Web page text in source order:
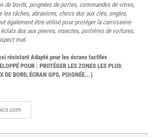
de bords, poignées de portes, commandes de vitres,
les tâches, abrasions, chocs dus aux clés, ongles,
également être utilisé pour protéger la carrosserie
dus aux pierres, insectes, portières de voitures,
mat.
résistant Adapté pour les écrans tactiles
POUR : PROTÉGER LES ZONES LES PLUS
DE BORD, ÉCRAN GPS, POIGNÉE...)